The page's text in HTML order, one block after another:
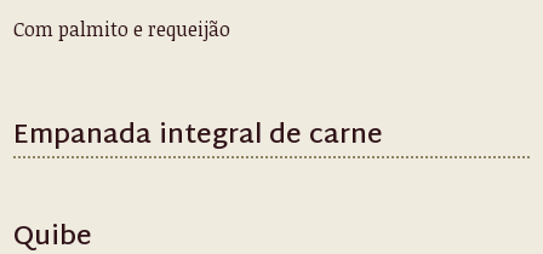
Com palmito e requeijão
Empanada integral de carne
Quibe